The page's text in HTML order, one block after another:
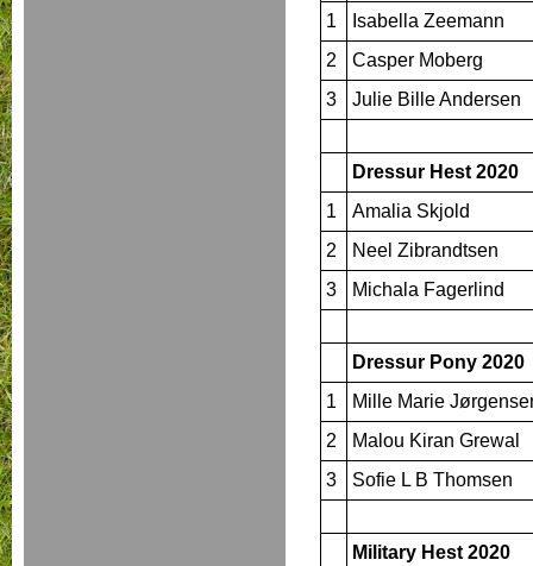
1
Isabella Zeemann
2
Casper Moberg
3
Julie Bille Andersen
Dressur Hest 2020
1
Amalia Skjold
2
Neel Zibrandtsen
3
Michala Fagerlind
Dressur Pony 2020
1
Mille Marie
2
Malou Kiran Grewal
3
Sofie L B Thomsen
Military Hest 2020